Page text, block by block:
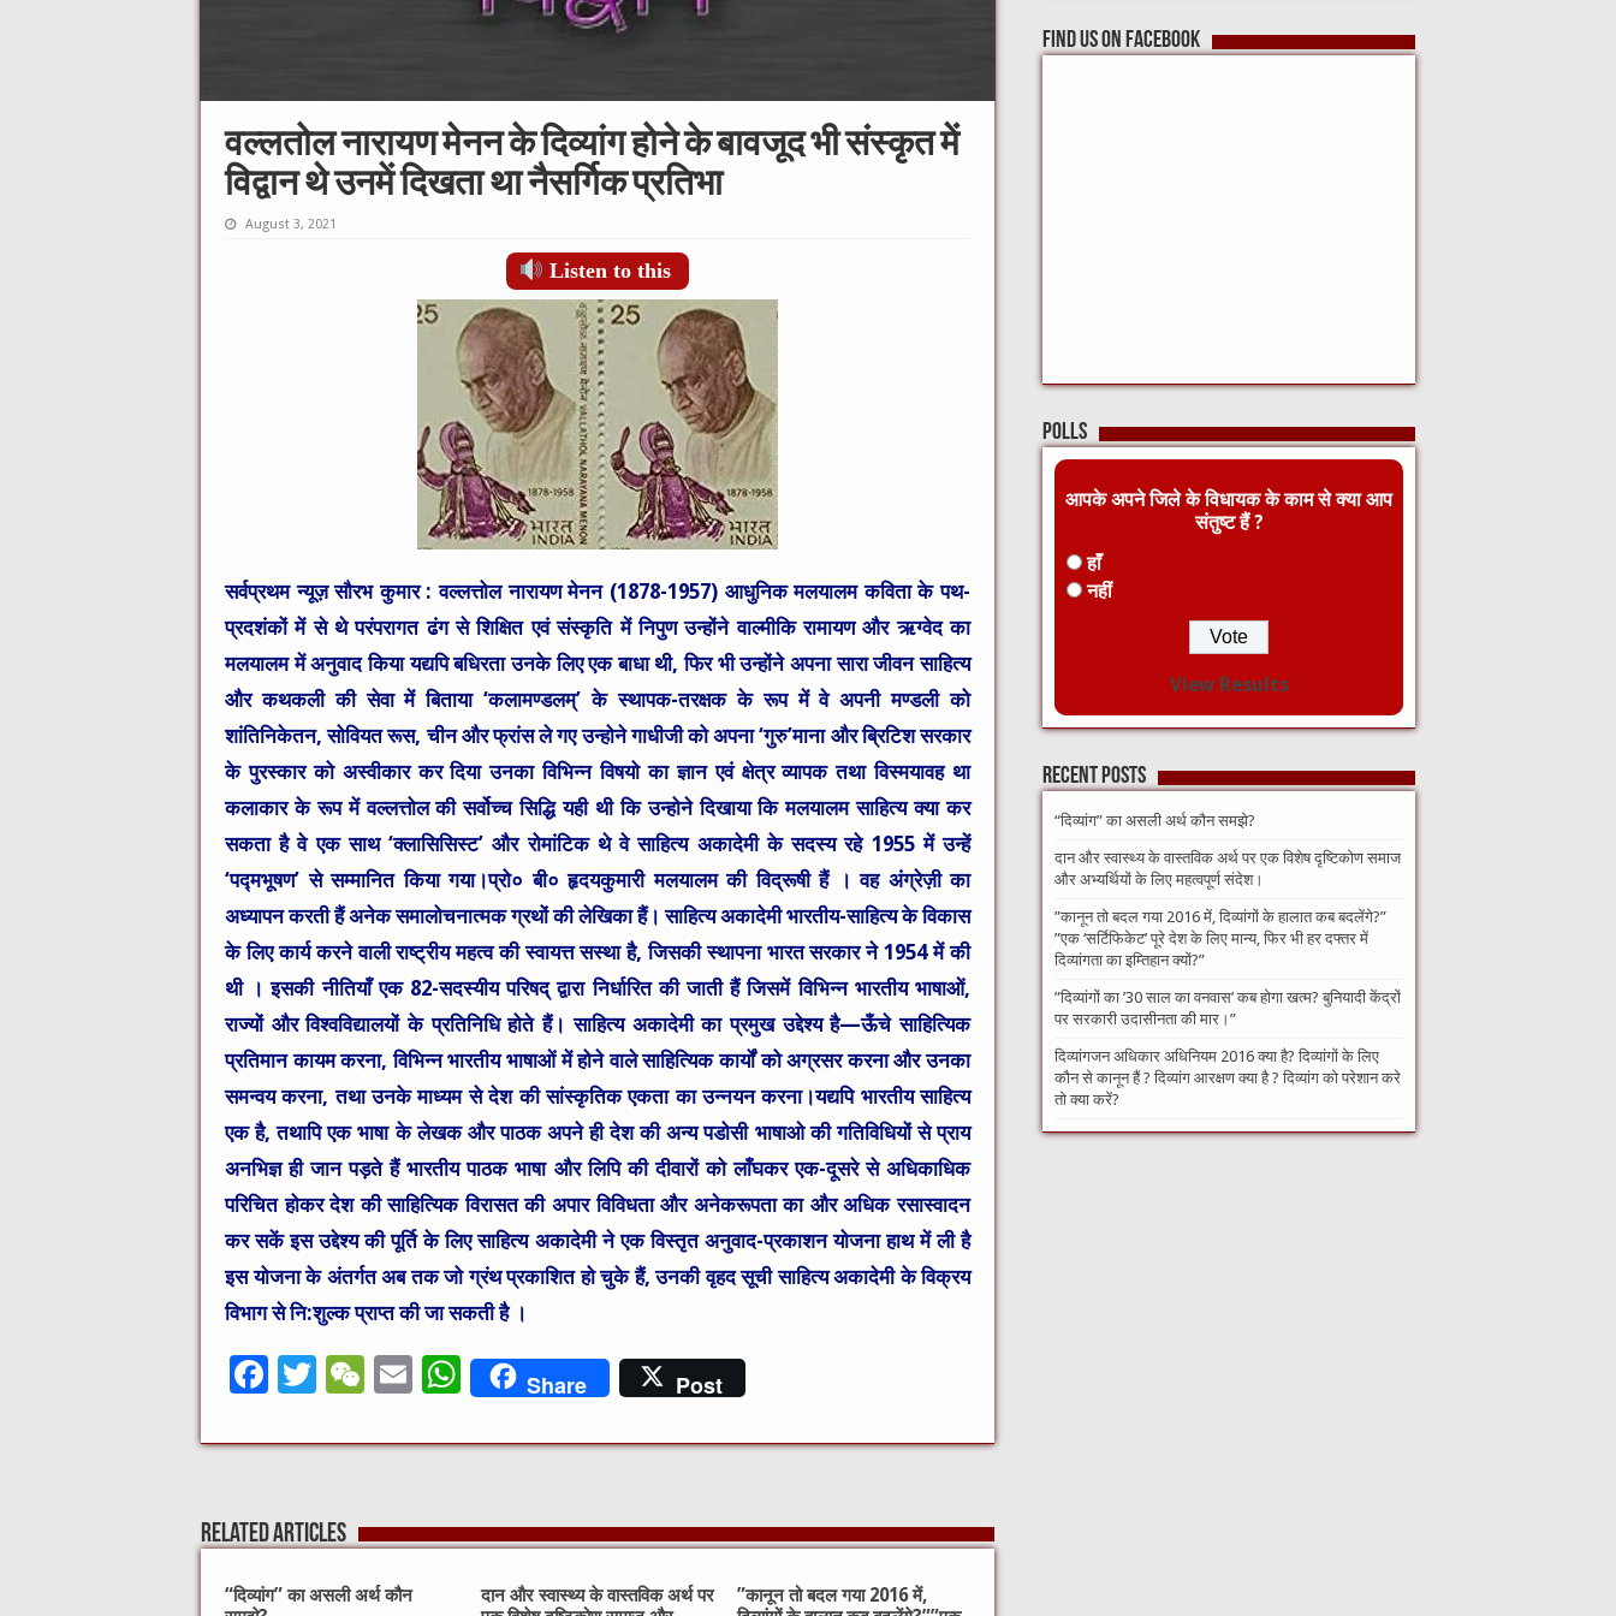
वल्लतोल नारायण मेनन के दिव्यांग होने के बावजूद भी संस्कृत में
विद्वान थे उनमें दिखता था नैसर्गिक प्रतिभा
August 3, 2021
Listen to this
सर्वप्रथम न्यूज़ सौरभ कुमार :वल्लत्तोल नारायण मेनन (1878-1957) आधुनिक मलयालम कविता के पथ-
प्रदशंकों में से थे परंपरागत ढंग से शिक्षित एवं संस्कृति में निपुण उन्होंने वाल्मीकि रामायण और ऋग्वेद का
मलयालम में अनुवाद किया यद्यपि बधिरता उनके लिए एक बाधा थी, फिर भी उन्होंने अपना सारा जीवन साहित्य
और कथकली की सेवा में बिताया ‘कलामण्डलम्’ के स्थापक-तरक्षक के रूप में वे अपनी मण्डली को
शांतिनिकेतन, सोवियत रूस, चीन और फ्रांस ले गए उन्होने गाधीजी को अपना ‘गुरु’माना और ब्रिटिश सरकार
के पुरस्कार को अस्वीकार कर दिया उनका विभिन्न विषयो का ज्ञान एवं क्षेत्र व्यापक तथा विस्मयावह था
कलाकार के रूप में वल्लत्तोल की सर्वोच्च सिद्धि यही थी कि उन्होने दिखाया कि मलयालम साहित्य क्या कर
सकता है वे एक साथ ‘क्लासिसिस्ट’ और रोमांटिक थे वे साहित्य अकादेमी के सदस्य रहे 1955 में उन्हें
‘पद्मभूषण’ से सम्मानित किया गया।प्रो० बी० हृदयकुमारी मलयालम की विद्रूषी हैं । वह अंग्रेज़ी का
अध्यापन करती हैं अनेक समालोचनात्मक ग्रथों की लेखिका हैं।साहित्य अकादेमी भारतीय-साहित्य के विकास
के लिए कार्य करने वाली राष्ट्रीय महत्व की स्वायत्त सस्था है, जिसकी स्थापना भारत सरकार ने 1954 में की
थी । इसकी नीतियाँ एक 82-सदस्यीय परिषद् द्वारा निर्धारित की जाती हैं जिसमें विभिन्न भारतीय भाषाओं,
राज्यों और विश्वविद्यालयों के प्रतिनिधि होते हैं।साहित्य अकादेमी का प्रमुख उद्देश्य है—ऊँचे साहित्यिक
प्रतिमान कायम करना, विभिन्न भारतीय भाषाओं में होने वाले साहित्यिक कार्यों को अग्रसर करना और उनका
समन्वय करना, तथा उनके माध्यम से देश की सांस्कृतिक एकता का उन्नयन करना।यद्यपि भारतीय साहित्य
एक है, तथापि एक भाषा के लेखक और पाठक अपने ही देश की अन्य पडोसी भाषाओ की गतिविधियों से प्राय
अनभिज्ञ ही जान पड़ते हैं भारतीय पाठक भाषा और लिपि की दीवारों को लाँघकर एक-दूसरे से अधिकाधिक
परिचित होकर देश की साहित्यिक विरासत की अपार विविधता और अनेकरूपता का और अधिक रसास्वादन
कर सकें इस उद्देश्य की पूर्ति के लिए साहित्य अकादेमी ने एक विस्तृत अनुवाद-प्रकाशन योजना हाथ में ली है
इस योजना के अंतर्गत अब तक जो ग्रंथ प्रकाशित हो चुके हैं, उनकी वृहद सूची साहित्य अकादेमी के विक्रय
विभाग से नि:शुल्क प्राप्त की जा सकती है ।
F
c
b
o
T
it
r
W
C
at
E
ai
W
h
at
A
p
Share Post
Related Articles
“दिव्यांग” का असली अर्थ कौन
दान और स्वास्थ्य के वास्तविक अर्थ पर
​”कानून तो बदल गया 2016 में,
Find us on Facebook
Polls
आपके अपने जिले के विधायक के काम से क्या आप
संतुष्ट हैं ?
हाँ
नहीं
View Results
Recent Posts
“दिव्यांग” का असली अर्थ कौन समझे?
दान और स्वास्थ्य के वास्तविक अर्थ पर एक विशेष दृष्टिकोण समाज
और अभ्यर्थियों के लिए महत्वपूर्ण संदेश।
​”कानून तो बदल गया 2016 में, दिव्यांगों के हालात कब बदलेंगे?”​
”एक ‘सर्टिफिकेट’ पूरे देश के लिए मान्य, फिर भी हर दफ्तर में
दिव्यांगता का इम्तिहान क्यों?”
​”दिव्यांगों का ’30 साल का वनवास’ कब होगा खत्म? बुनियादी केंद्रों
पर सरकारी उदासीनता की मार।”
दिव्यांगजन अधिकार अधिनियम 2016 क्या है? दिव्यांगों के लिए
कौन से कानून हैं ? दिव्यांग आरक्षण क्या है ? दिव्यांग को परेशान करे
तो क्या करें?